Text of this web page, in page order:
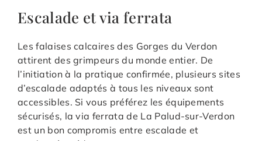
Escalade et via ferrata
Les falaises calcaires des Gorges du Verdon
attirent des grimpeurs du monde entier. De
l’initiation à la pratique confirmée, plusieurs sites
d’escalade adaptés à tous les niveaux sont
accessibles. Si vous préférez les équipements
sécurisés, la via ferrata de La Palud-sur-Verdon
est un bon compromis entre escalade et